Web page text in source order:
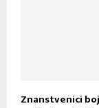
Znanstvenici